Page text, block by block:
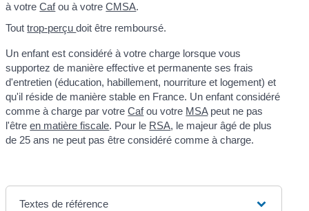
à votreCafou à votreCMSA.
Touttrop-perçudoit être remboursé.
Un enfant est considéré à votre charge lorsque vous
supportez de manière effective et permanente ses frais
d'entretien (éducation, habillement, nourriture et logement) et
qu'il réside de manière stable en France. Un enfant considéré
comme à charge par votreCafou votre MSApeut ne pas
l'êtreen matière fiscale. Pour le RSA, le majeur âgé de plus
de 25 ans ne peut pas être considéré comme à charge.
Textes de référence